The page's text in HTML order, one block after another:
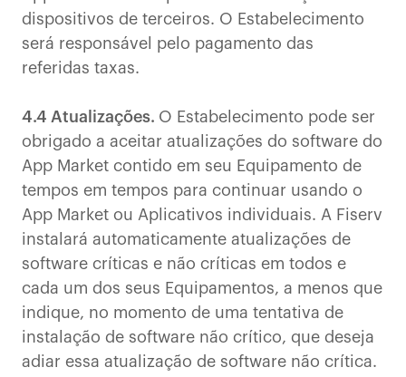
dispositivos de terceiros. O Estabelecimento
será responsável pelo pagamento das
referidas taxas.
4.4 Atualizações. O Estabelecimento pode ser
obrigado a aceitar atualizações do software do
App Market contido em seu Equipamento de
tempos em tempos para continuar usando o
App Market ou Aplicativos individuais. A Fiserv
instalará automaticamente atualizações de
software críticas e não críticas em todos e
cada um dos seus Equipamentos, a menos que
indique, no momento de uma tentativa de
instalação de software não crítico, que deseja
adiar essa atualização de software não crítica.